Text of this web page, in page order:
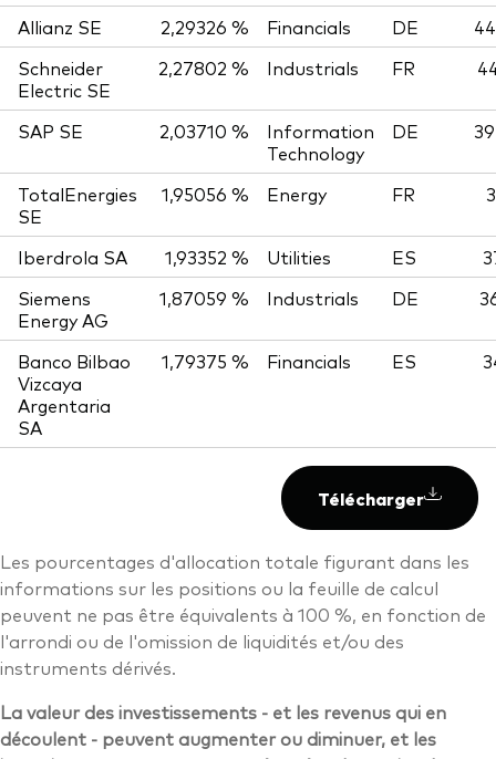
Allianz SE 2,29326 % Financials DE
Schneider
Electric SE
2,27802 % Industrials FR
SAP SE 2,03710 %
Information
Technology
DE
TotalEnergies
SE
1,95056 % Energy FR
Iberdrola SA 1,93352 % Utilities ES
Siemens
Energy AG
1,87059 % Industrials DE
Banco Bilbao
Vizcaya
Argentaria
SA
1,79375 % Financials ES
Télécharger
Les pourcentages d'allocation totale figurant dans les
informations sur les positions ou la feuille de calcul
peuvent ne pas être équivalents à 100 %, en fonction de
l'arrondi ou de l'omission de liquidités et/ou des
instruments dérivés.
La valeur des investissements - et les revenus qui en
découlent - peuvent augmenter ou diminuer, et les